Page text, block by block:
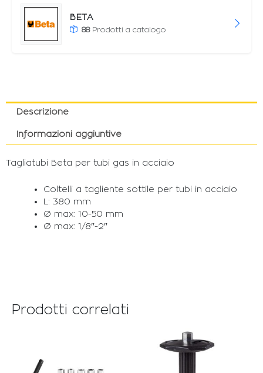
BETA
88 Prodotti a catalogo
Descrizione
Informazioni aggiuntive
Tagliatubi Beta per tubi gas in acciaio
Coltelli a tagliente sottile per tubi in acciaio
L: 380 mm
Ø max: 10-50 mm
Ø max: 1/8″-2″
Prodotti correlati